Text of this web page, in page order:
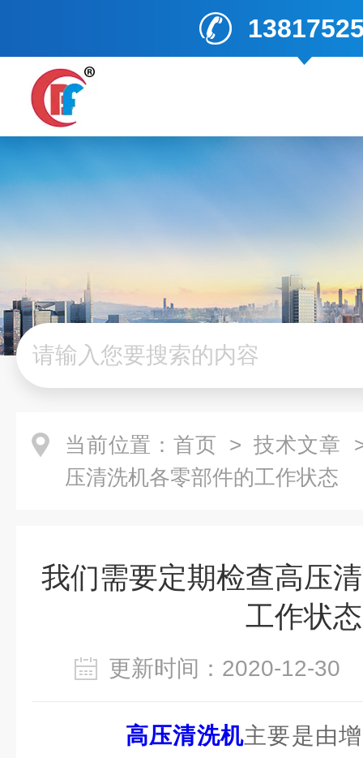
当前位置： 首页 > 技术文章
压清洗机各零部件的工作状态
我们需要定期检查高压
工作状态
更新时间：2020-12-
高压清洗机主要是由